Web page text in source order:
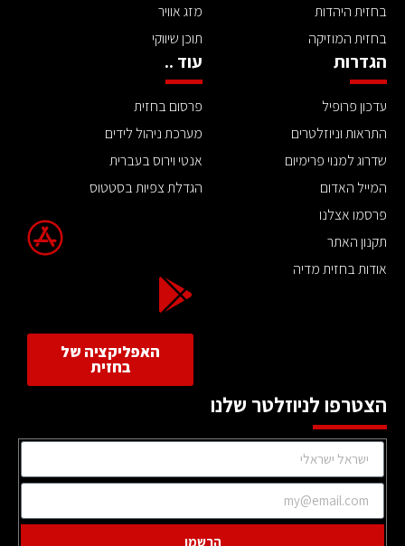
בחזית היהדות
בחזית המוזיקה
מזג אוויר
תוכן שיווקי
הגדרות
עדכון פרופיל
התראות וניוזלטרים
שדרוג למנוי פרימיום
המייל האדום
פרסמו אצלנו
תקנון האתר
אודות בחזית מדיה
עוד ..
פרסום בחזית
מערכת ניהול לידים
אנטי וירוס בעברית
הגדלת צפיות בסטטוס
האפליקציה של
בחזית
הצטרפו לניוזלטר שלנו
הרשמו